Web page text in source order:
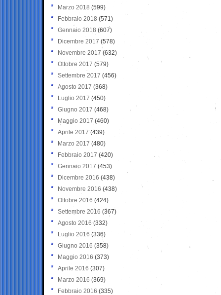
Marzo 2018 (599)
Febbraio 2018 (571)
Gennaio 2018 (607)
Dicembre 2017 (578)
Novembre 2017 (632)
Ottobre 2017 (579)
Settembre 2017 (456)
Agosto 2017 (368)
Luglio 2017 (450)
Giugno 2017 (468)
Maggio 2017 (460)
Aprile 2017 (439)
Marzo 2017 (480)
Febbraio 2017 (420)
Gennaio 2017 (453)
Dicembre 2016 (438)
Novembre 2016 (438)
Ottobre 2016 (424)
Settembre 2016 (367)
Agosto 2016 (332)
Luglio 2016 (336)
Giugno 2016 (358)
Maggio 2016 (373)
Aprile 2016 (307)
Marzo 2016 (369)
Febbraio 2016 (335)